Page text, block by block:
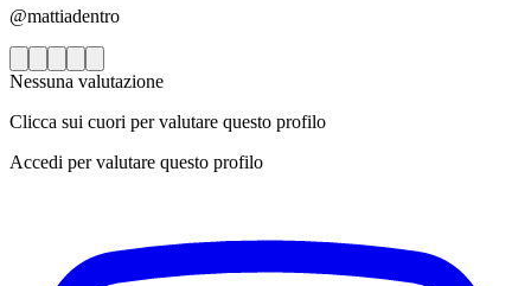
@mattiadentro
Nessuna valutazione
Clicca sui cuori per valutare questo profilo
Accedi per valutare questo profilo